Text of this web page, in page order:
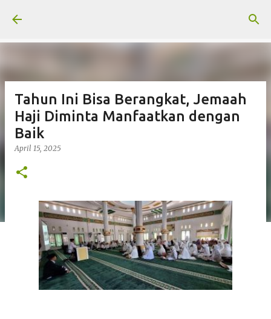
Tahun Ini Bisa Berangkat, Jemaah
Haji Diminta Manfaatkan dengan
Baik
April 15, 2025